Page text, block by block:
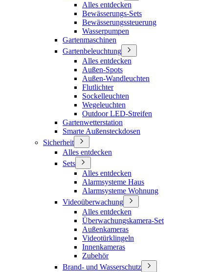
Alles entdecken
Bewässerungs-Sets
Bewässerungssteuerung
Wasserpumpen
Gartenmaschinen
Gartenbeleuchtung
Alles entdecken
Außen-Spots
Außen-Wandleuchten
Flutlichter
Sockelleuchten
Wegeleuchten
Outdoor LED-Streifen
Gartenwetterstation
Smarte Außensteckdosen
Sicherheit
Alles entdecken
Sets
Alles entdecken
Alarmsysteme Haus
Alarmsysteme Wohnung
Videoüberwachung
Alles entdecken
Überwachungskamera-Set
Außenkameras
Videotürklingeln
Innenkameras
Zubehör
Brand- und Wasserschutz